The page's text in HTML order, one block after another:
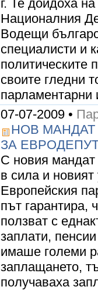
г. Те дойдоха
Националния
Водещи
специалисти и
политическите
своите гледни
парламентарни
07-07-2009 •
НОВ МАНДАТ
ЗА
С новия
в сила и новият
Европейския
път гарантира,
ползват с
заплати,
имаше големи
заплащането,
получаваха